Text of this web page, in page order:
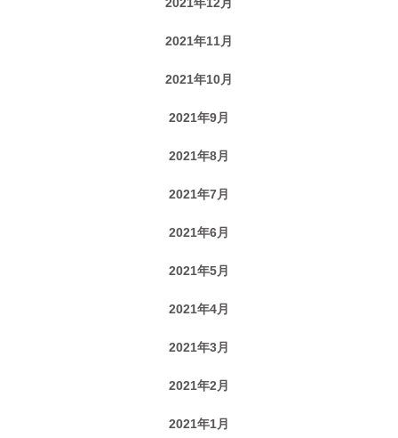
2021年11月
2021年10月
2021年9月
2021年8月
2021年7月
2021年6月
2021年5月
2021年4月
2021年3月
2021年2月
2021年1月